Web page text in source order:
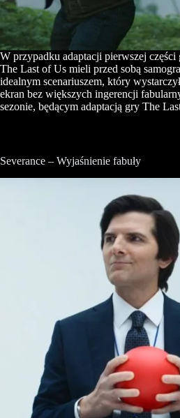
W przypadku adaptacji pierwszej
The Last of Us mieli przed sobą
idealnym scenariuszem, który
ekran bez większych ingerencji
sezonie, będącym adaptacją gry The
Severance – Wyjaśnienie fabuły